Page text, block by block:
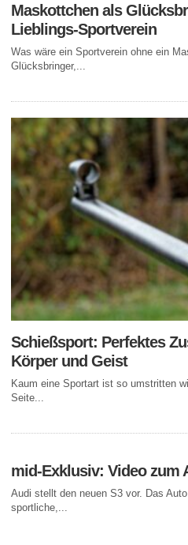
Maskottchen als
Lieblings-Sportverein
Was wäre ein Sportverein ohne ein
Glücksbringer,...
Schießsport: Perfektes
Körper und Geist
Kaum eine Sportart ist so umstritten
Seite...
mid-Exklusiv: Video zum
Audi stellt den neuen S3 vor. Das
sportliche,...